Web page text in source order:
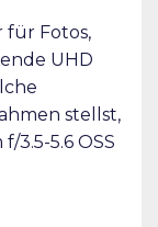
für Fotos,
UHD
stellst,
3.5-5.6 OSS